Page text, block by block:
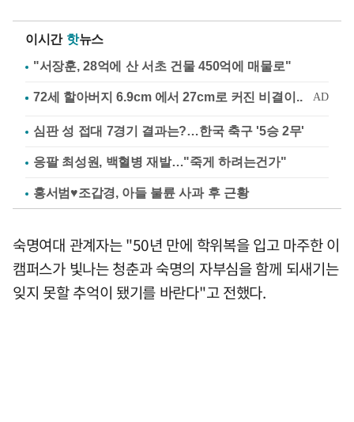
이시간 핫뉴스
"서장훈, 28억에 산 서초 건물 450억에 매물로"
심판 성 접대 7경기 결과는?…한국 축구 '5승 2무'
응팔 최성원, 백혈병 재발…"죽게 하려는건가"
홍서범♥조갑경, 아들 불륜 사과 후 근황
숙명여대 관계자는 "50년 만에 학위복을 입고 마주한 이
캠퍼스가 빛나는 청춘과 숙명의 자부심을 함께 되새기는
잊지 못할 추억이 됐기를 바란다"고 전했다.